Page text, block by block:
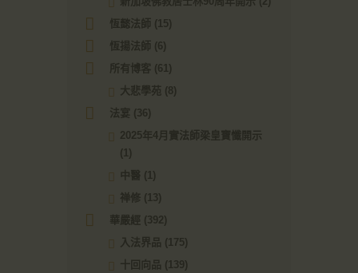
恆懿法師 (15)
恆揚法師 (6)
所有博客 (61)
大悲學苑 (8)
法宴 (36)
2025年4月實法師梁皇寶懺開示
(1)
中醫 (1)
禅修 (13)
華嚴經 (392)
入法界品 (175)
十回向品 (139)